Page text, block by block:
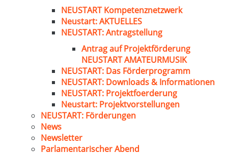
NEUSTART Kompetenznetzwerk
Neustart: AKTUELLES
NEUSTART: Antragstellung
Antrag auf Projektförderung
NEUSTART AMATEURMUSIK
NEUSTART: Das Förderprogramm
NEUSTART: Downloads & Informationen
NEUSTART: Projektfoerderung
Neustart: Projektvorstellungen
NEUSTART: Förderungen
News
Newsletter
Parlamentarischer Abend